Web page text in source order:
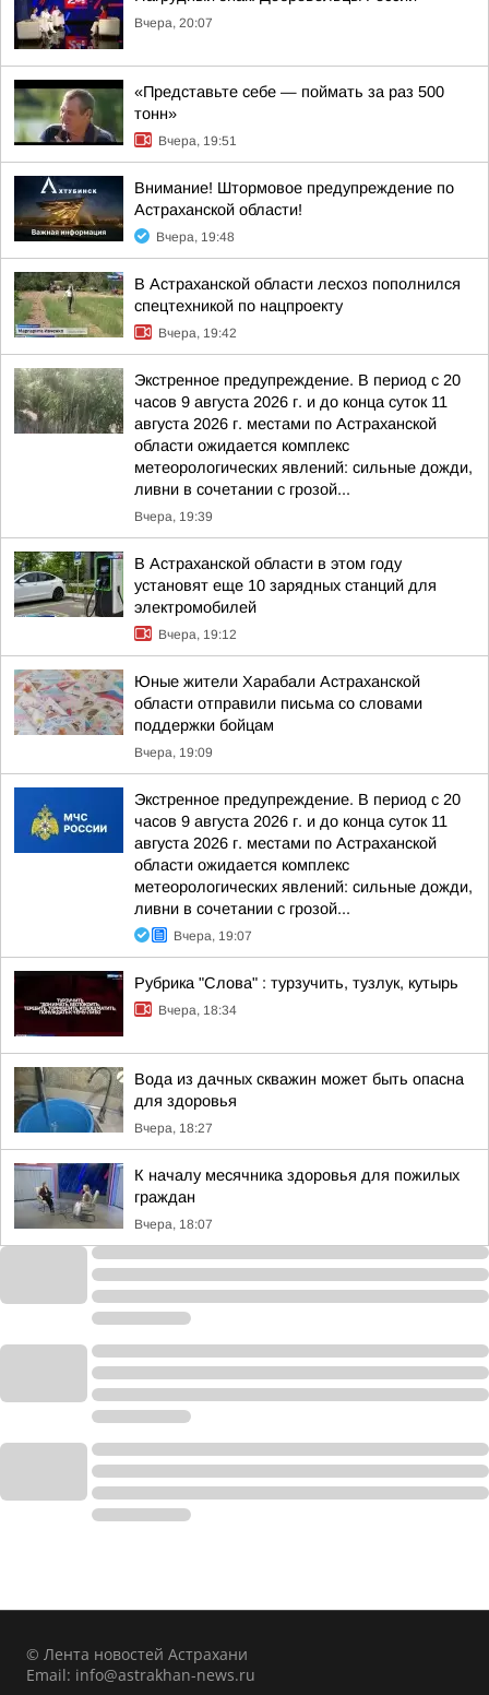
Вчера, 20:07
«Представьте себе — поймать за раз 500
тонн»
Вчера, 19:51
Внимание! Штормовое предупреждение по
Астраханской области!
Вчера, 19:48
В Астраханской области лесхоз пополнился
спецтехникой по нацпроекту
Вчера, 19:42
Экстренное предупреждение. В период с 20
часов 9 августа 2026 г. и до конца суток 11
августа 2026 г. местами по Астраханской
области ожидается комплекс
метеорологических явлений: сильные дожди,
ливни в сочетании с грозой...
Вчера, 19:39
В Астраханской области в этом году
установят еще 10 зарядных станций для
электромобилей
Вчера, 19:12
Юные жители Харабали Астраханской
области отправили письма со словами
поддержки бойцам
Вчера, 19:09
Экстренное предупреждение. В период с 20
часов 9 августа 2026 г. и до конца суток 11
августа 2026 г. местами по Астраханской
области ожидается комплекс
метеорологических явлений: сильные дожди,
ливни в сочетании с грозой...
Вчера, 19:07
Рубрика "Слова" : турзучить, тузлук, кутырь
Вчера, 18:34
Вода из дачных скважин может быть опасна
для здоровья
Вчера, 18:27
К началу месячника здоровья для пожилых
граждан
Вчера, 18:07
© Лента новостей Астрахани
Email: info@astrakhan-news.ru